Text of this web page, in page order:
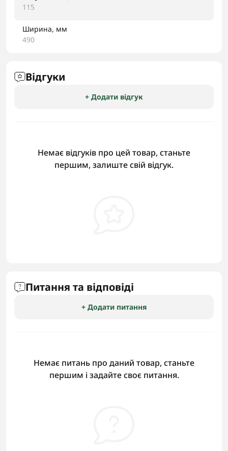
115
Ширина, мм
490
Відгуки
+ Додати відгук
Немає відгуків про цей товар, станьте
першим, залиште свій відгук.
Питання та відповіді
+ Додати питання
Немає питань про даний товар, станьте
першим і задайте своє питання.